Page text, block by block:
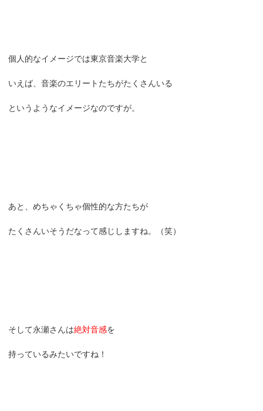
個人的なイメージでは東京音楽大学と
いえば、音楽のエリートたちがたくさんいる
というようなイメージなのですが。
あと、めちゃくちゃ個性的な方たちが
たくさんいそうだなって感じしますね。（笑）
そして永瀬さんは絶対音感を
持っているみたいですね！